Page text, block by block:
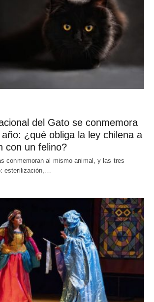
del Gato se conmemora
¿qué obliga la ley chilena a
con un felino?
conmemoran al mismo animal, y las tres
esterilización,…